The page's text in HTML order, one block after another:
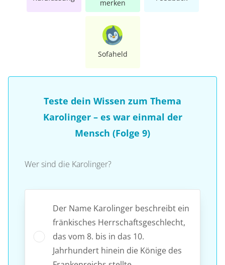
merken
Sofaheld
Teste dein Wissen zum Thema
Karolinger – es war einmal der
Mensch (Folge 9)
Wer sind die Karolinger?
Der Name Karolinger beschreibt ein
fränkisches Herrschaftsgeschlecht,
das vom 8. bis in das 10.
Jahrhundert hinein die Könige des